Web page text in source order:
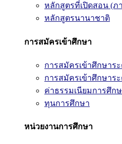
หลักสูตรที่เปิดสอน (ภ
หลักสูตรนานาชาติ
การสมัครเข้าศึกษา
การสมัครเข้าศึกษา
การสมัครเข้าศึกษา
ค่าธรรมเนียมการศึก
ทุนการศึกษา
หน่วยงานการศึกษา